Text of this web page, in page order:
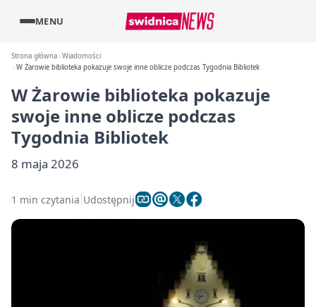
MENU
Strona główna Wiadomości
W Żarowie biblioteka pokazuje swoje inne oblicze podczas Tygodnia Bibliotek
W Żarowie biblioteka pokazuje
swoje inne oblicze podczas
Tygodnia Bibliotek
8 maja 2026
1 min czytania Udostępnij